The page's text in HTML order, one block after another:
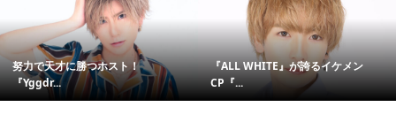
努力で天才に勝つホスト！
『Yggdr...
『ALL WHITE』が誇るイケメン
CP『...